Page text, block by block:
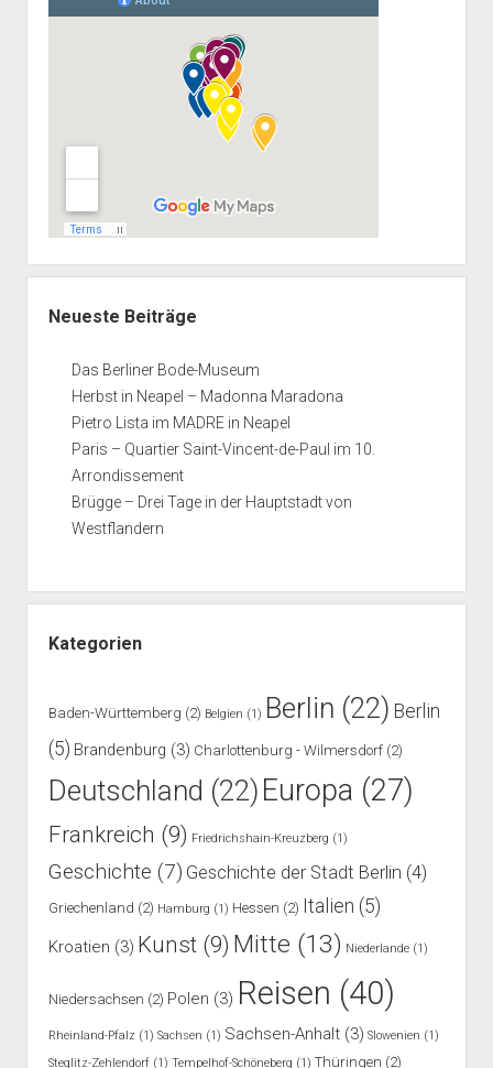
Neueste Beiträge
Das Berliner Bode-Museum
Herbst in Neapel – Madonna Maradona
Pietro Lista im MADRE in Neapel
Paris – Quartier Saint-Vincent-de-Paul im 10.
Arrondissement
Brügge – Drei Tage in der Hauptstadt von
Westflandern
Kategorien
Baden-Württemberg (2) Belgien (1) Berlin (22) Berlin
(5) Brandenburg (3) Charlottenburg - Wilmersdorf(2)
Deutschland (22) Europa (27)
Frankreich (9) Friedrichshain-Kreuzberg (1)
Geschichte (7) Geschichte der Stadt Berlin (4)
Griechenland (2) Hamburg (1) Hessen (2) Italien (5)
Kroatien (3) Kunst(9) Mitte (13) Niederlande(1)
Niedersachsen (2) Polen (3) Reisen (40)
Rheinland-Pfalz (1) Sachsen (1) Sachsen-Anhalt(3) Slowenien (1)
Steglitz-Zehlendorf(1) Tempelhof-Schöneberg (1) Thüringen (2)